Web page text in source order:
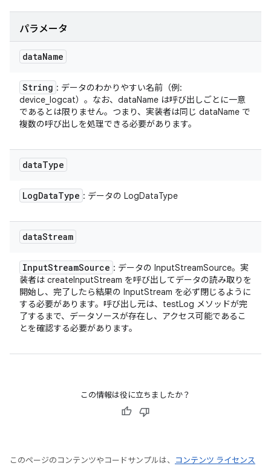
パラメータ
dataName
String : データのわかりやすい名前（例:
device_logcat）。なお、dataName は呼び出しごとに一意
であるとは限りません。つまり、実装者は同じ dataName で
複数の呼び出しを処理できる必要があります。
dataType
LogDataType : データの LogDataType
dataStream
InputStreamSource : データの InputStreamSource。実
装者は createInputStream を呼び出してデータの読み取りを
開始し、完了したら結果の InputStream を必ず閉じるように
する必要があります。呼び出し元は、testLog メソッドが完
了するまで、データソースが存在し、アクセス可能であるこ
とを確認する必要があります。
この情報は役に立ちましたか？
このページのコンテンツやコードサンプルは、
コンテンツ ライセンス